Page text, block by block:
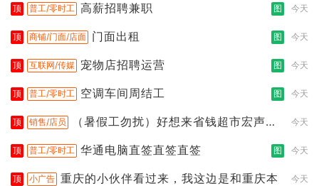
顶 普工/零时工 高薪招聘兼职 图 今天
顶 商铺/门面/店面 门面出租 图 今天
顶 互联网/传媒 宠物店招聘运营 图 今天
顶 普工/零时工 空调车间周结工 图 今天
顶 销售/店员
（暑假工勿扰）好想来省钱超市宏声桥
今天
顶 普工/零时工 华通电脑直签直签直签 图 今天
顶 小广告 重庆的小伙伴看过来，我这边是和重庆本 今天